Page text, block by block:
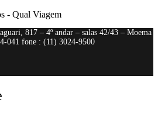
- Qual Viagem
817 – 4º andar – salas 42/43 – Moema
041 fone : (11) 3024-9500